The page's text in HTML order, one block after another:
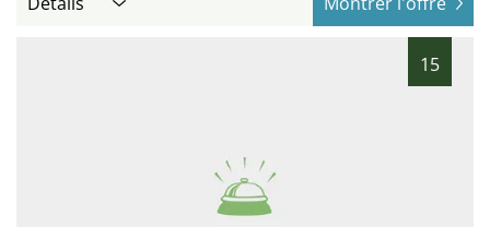
15